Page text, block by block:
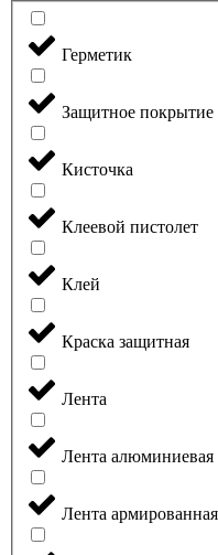
Герметик
Защитное покрытие
Кисточка
Клеевой пистолет
Клей
Краска защитная
Лента
Лента алюминиевая
Лента